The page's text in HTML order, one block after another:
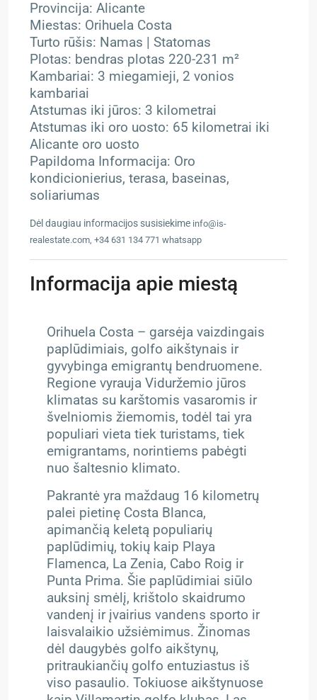
Provincija: Alicante
Miestas: Orihuela Costa
Turto rūšis: Namas | Statomas
Plotas: bendras plotas 220-231 m²
Kambariai: 3 miegamieji, 2 vonios
kambariai
Atstumas iki jūros: 3 kilometrai
Atstumas iki oro uosto: 65 kilometrai iki
Alicante oro uosto
Papildoma Informacija: Oro
kondicionierius, terasa, baseinas,
soliariumas
Dėl daugiau informacijos susisiekime info@is-
realestate.com, +34 631 134 771 whatsapp
Informacija apie miestą
Orihuela Costa – garsėja vaizdingais
paplūdimiais, golfo aikštynais ir
gyvybinga emigrantų bendruomene.
Regione vyrauja Viduržemio jūros
klimatas su karštomis vasaromis ir
švelniomis žiemomis, todėl tai yra
populiari vieta tiek turistams, tiek
emigrantams, norintiems pabėgti
nuo šaltesnio klimato.
Pakrantė yra maždaug 16 kilometrų
palei pietinę Costa Blanca,
apimančią keletą populiarių
paplūdimių, tokių kaip Playa
Flamenca, La Zenia, Cabo Roig ir
Punta Prima. Šie paplūdimiai siūlo
auksinį smėlį, krištolo skaidrumo
vandenį ir įvairius vandens sporto ir
laisvalaikio užsiėmimus. Žinomas
dėl daugybės golfo aikštynų,
pritraukiančių golfo entuziastus iš
viso pasaulio. Tokiuose aikštynuose